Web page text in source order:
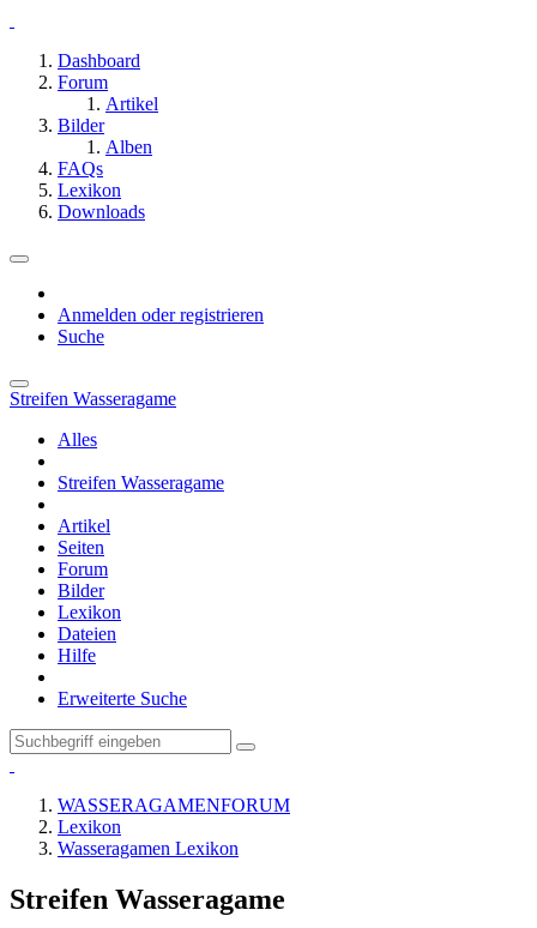
Dashboard
Forum
Artikel
Bilder
Alben
FAQs
Lexikon
Downloads
Anmelden oder registrieren
Suche
Streifen Wasseragame
Alles
Streifen Wasseragame
Artikel
Seiten
Forum
Bilder
Lexikon
Dateien
Hilfe
Erweiterte Suche
WASSERAGAMENFORUM
Lexikon
Wasseragamen Lexikon
Streifen Wasseragame